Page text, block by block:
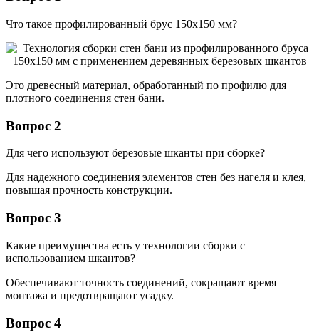
Что такое профилированный брус 150х150 мм?
Это древесный материал, обработанный по профилю для
плотного соединения стен бани.
Вопрос 2
Для чего используют березовые шканты при сборке?
Для надежного соединения элементов стен без нагеля и клея,
повышая прочность конструкции.
Вопрос 3
Какие преимущества есть у технологии сборки с
использованием шкантов?
Обеспечивают точность соединений, сокращают время
монтажа и предотвращают усадку.
Вопрос 4